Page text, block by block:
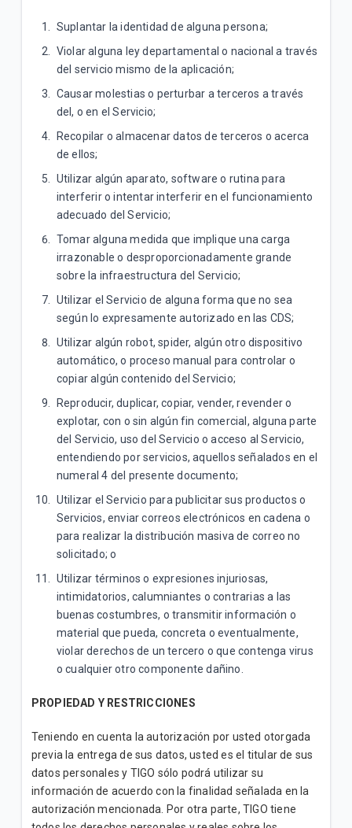
Suplantar la identidad de alguna persona;
Violar alguna ley departamental o nacional a través
del servicio mismo de la aplicación;
Causar molestias o perturbar a terceros a través
del, o en el Servicio;
Recopilar o almacenar datos de terceros o acerca
de ellos;
Utilizar algún aparato, software o rutina para
interferir o intentar interferir en el funcionamiento
adecuado del Servicio;
Tomar alguna medida que implique una carga
irrazonable o desproporcionadamente grande
sobre la infraestructura del Servicio;
Utilizar el Servicio de alguna forma que no sea
según lo expresamente autorizado en las CDS;
Utilizar algún robot, spider, algún otro dispositivo
automático, o proceso manual para controlar o
copiar algún contenido del Servicio;
Reproducir, duplicar, copiar, vender, revender o
explotar, con o sin algún fin comercial, alguna parte
del Servicio, uso del Servicio o acceso al Servicio,
entendiendo por servicios, aquellos señalados en el
numeral 4 del presente documento;
Utilizar el Servicio para publicitar sus productos o
Servicios, enviar correos electrónicos en cadena o
para realizar la distribución masiva de correo no
solicitado; o
Utilizar términos o expresiones injuriosas,
intimidatorios, calumniantes o contrarias a las
buenas costumbres, o transmitir información o
material que pueda, concreta o eventualmente,
violar derechos de un tercero o que contenga virus
o cualquier otro componente dañino.
PROPIEDAD Y RESTRICCIONES
Teniendo en cuenta la autorización por usted otorgada
previa la entrega de sus datos, usted es el titular de sus
datos personales y TIGO sólo podrá utilizar su
información de acuerdo con la finalidad señalada en la
autorización mencionada. Por otra parte, TIGO tiene